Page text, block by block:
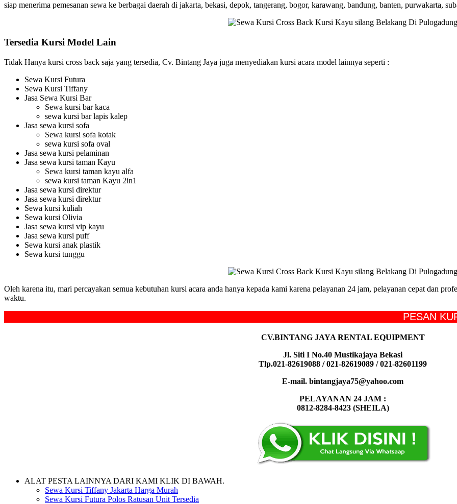
siap menerima pemesanan sewa ke berbagai daerah di jakarta, bekasi, depok, tangerang, bogor, karawang, bandung, banten, purwakarta,
Tersedia Kursi Model Lain
Tidak Hanya kursi cross back saja yang tersedia, Cv. Bintang Jaya juga menyediakan kursi acara model lainnya seperti :
Sewa Kursi Futura
Sewa Kursi Tiffany
Jasa Sewa Kursi Bar
Sewa kursi bar kaca
sewa kursi bar lapis kalep
Jasa sewa kursi sofa
Sewa kursi sofa kotak
sewa kursi sofa oval
Jasa sewa kursi pelaminan
Jasa sewa kursi taman Kayu
Sewa kursi taman kayu alfa
sewa kursi taman Kayu 2in1
Jasa sewa kursi direktur
Jasa sewa kursi direktur
Sewa kursi kuliah
Sewa kursi Olivia
Jasa sewa kursi vip kayu
Jasa sewa kursi puff
Sewa kursi anak plastik
Sewa kursi tunggu
Oleh karena itu, mari percayakan semua kebutuhan kursi acara anda hanya kepada kami karena pelayanan 24 jam, pelayanan cepat dan
waktu.
PESAN KURSI
CV.BINTANG JAYA RENTAL EQUIPMENT
Jl. Siti I No.40 Mustikajaya Bekasi
Tlp.021-82619088 / 021-82619089 / 021-82601199
E-mail. bintangjaya75@yahoo.com
PELAYANAN 24 JAM :
0812-8284-8423 (SHEILA)
ALAT PESTA LAINNYA DARI KAMI KLIK DI BAWAH.
Sewa Kursi Tiffany Jakarta Harga Murah
Sewa Kursi Futura Polos Ratusan Unit Tersedia